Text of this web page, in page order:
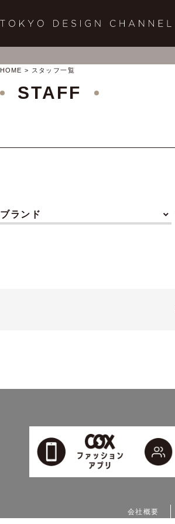
HOME スタッフ一覧
STAFF
ブランド
会社概要